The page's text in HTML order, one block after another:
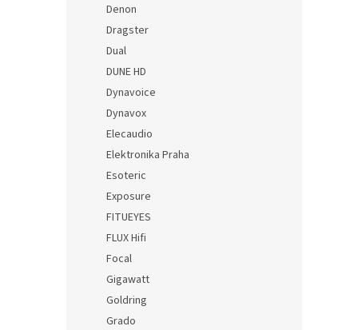
Denon
Dragster
Dual
DUNE HD
Dynavoice
Dynavox
Elecaudio
Elektronika Praha
Esoteric
Exposure
FITUEYES
FLUX Hifi
Focal
Gigawatt
Goldring
Grado